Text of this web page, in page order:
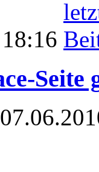
18:16
Seite